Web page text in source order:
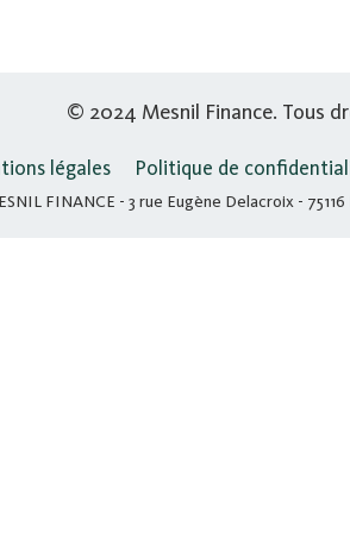
© 2024 Mesnil Finance. Tous
légales Politique de
FINANCE - 3 rue Eugène Delacroix -